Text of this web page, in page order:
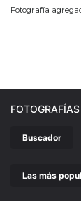
Fotografía
FOTOGRAFÍAS
Buscador
Las más